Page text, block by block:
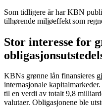
Som tidligere år har KBN
tilhørende miljøeffekt som
Stor interesse for
KBNs grønne lån finansieres
internasjonale
til en verdi av totalt 9,8
valutaer. Obligasjonene ble